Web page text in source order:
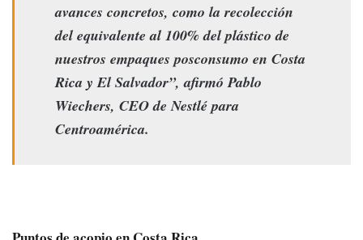
avances concretos, como la recolección
del equivalente al 100% del plástico de
nuestros empaques posconsumo en Costa
Rica y El Salvador”, afirmó Pablo
Wiechers, CEO de Nestlé para
Centroamérica.